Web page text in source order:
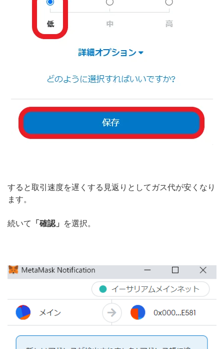
すると取引速度を遅くする見返りとしてガス代が安くなり
ます。
続いて 「確認」 を選択。